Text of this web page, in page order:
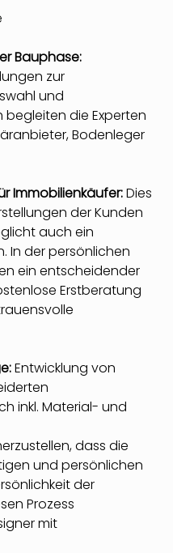
Bauphase:
zur
und
die Experten
Bodenleger
Immobilienkäufer: Dies
der Kunden
auch ein
In der persönlichen
ein entscheidender
Erstberatung
Entwicklung von
inkl. Material- und
dass die
und persönlichen
der
Prozess
mit